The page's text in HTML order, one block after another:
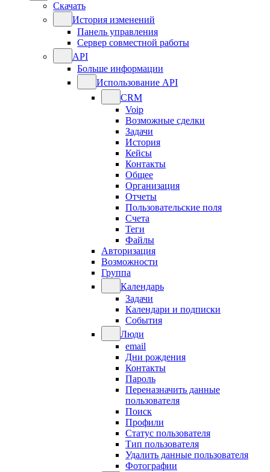
Скачать
История изменений
Панель управления
Сервер совместной работы
API
Больше информации
Использование API
CRM
Voip
Возможные сделки
Задачи
История
Кейсы
Контакты
Общее
Организация
Отчеты
Пользовательские поля
Счета
Теги
Файлы
Авторизация
Возможности
Группа
Календарь
Задачи
Календари и подписки
События
Люди
email
Дни рождения
Контакты
Пароль
Переназначить данные
пользователя
Поиск
Профили
Статус пользователя
Тип пользователя
Удалить данные пользователя
Фотографии